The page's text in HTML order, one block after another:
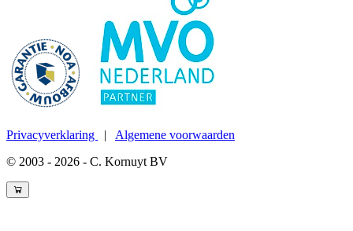
Privacyverklaring | Algemene voorwaarden
© 2003 - 2026 - C. Kornuyt BV